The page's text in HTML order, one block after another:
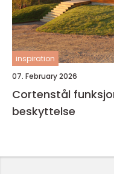
inspiration
07. February 2026
Cortenstål funksjonelt design med rust som
beskyttelse